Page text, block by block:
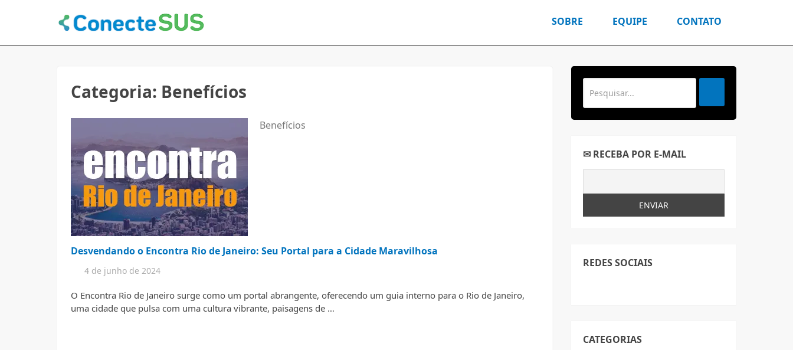
SOBRE EQUIPE CONTATO
Categoria: Benefícios
Benefícios
Desvendando o Encontra Rio de Janeiro: Seu Portal para a Cidade Maravilhosa
4 de junho de 2024
O Encontra Rio de Janeiro surge como um portal abrangente, oferecendo um guia interno para o Rio de Janeiro,
uma cidade que pulsa com uma cultura vibrante, paisagens de …
✉ RECEBA POR E-MAIL
REDES SOCIAIS
CATEGORIAS